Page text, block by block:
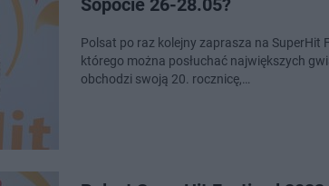
Sopocie 26-28.05?
Polsat po raz kolejny zaprasza na
którego można posłuchać największych
obchodzi swoją 20. rocznicę,…